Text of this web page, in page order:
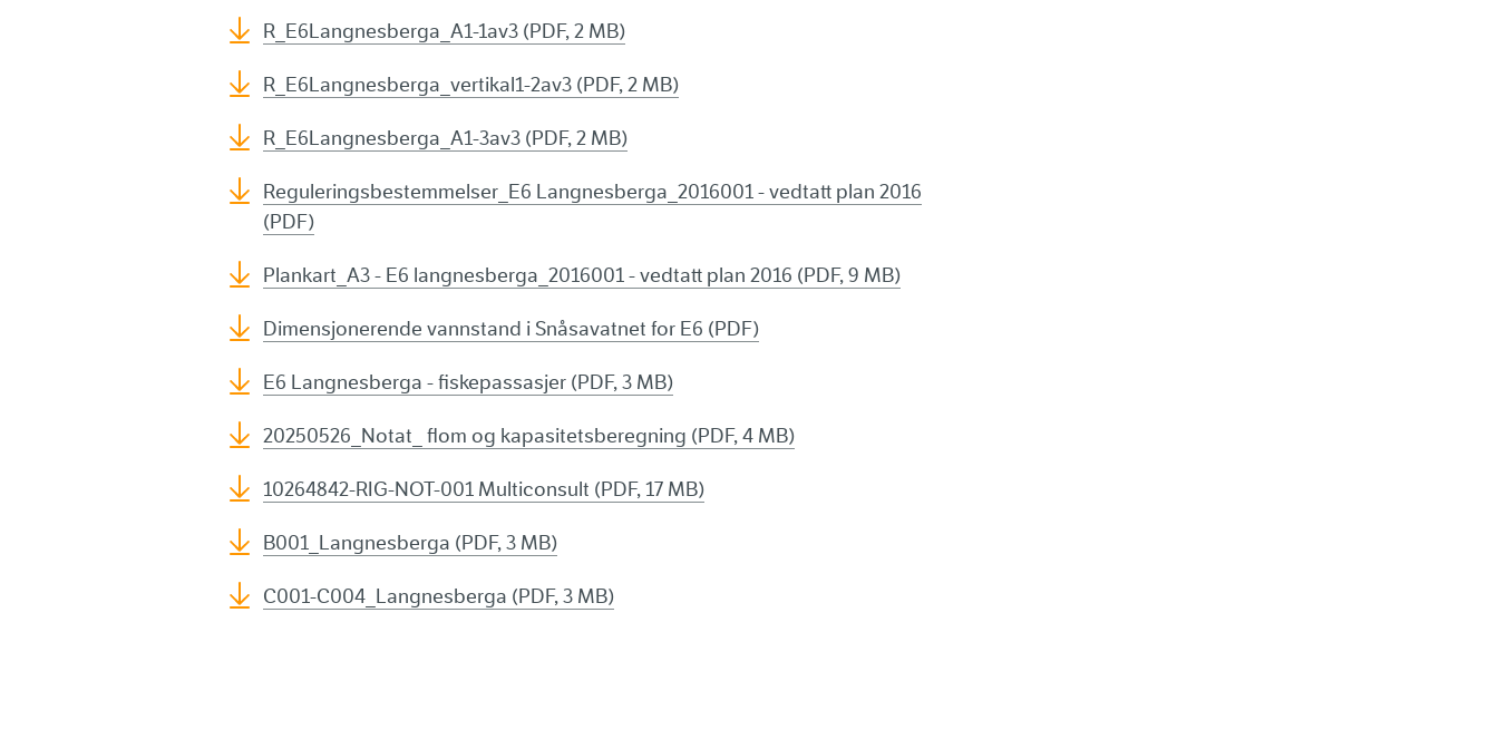
R_E6Langnesberga_A1-1av3 (PDF, 2 MB)
R_E6Langnesberga_vertikal1-2av3 (PDF, 2 MB)
R_E6Langnesberga_A1-3av3 (PDF, 2 MB)
Reguleringsbestemmelser_E6 Langnesberga_2016001 - vedtatt plan 2016
(PDF)
Plankart_A3 - E6 langnesberga_2016001 - vedtatt plan 2016 (PDF, 9 MB)
Dimensjonerende vannstand i Snåsavatnet for E6 (PDF)
E6 Langnesberga - fiskepassasjer (PDF, 3 MB)
20250526_Notat_ flom og kapasitetsberegning (PDF, 4 MB)
10264842-RIG-NOT-001 Multiconsult (PDF, 17 MB)
B001_Langnesberga (PDF, 3 MB)
C001-C004_Langnesberga (PDF, 3 MB)